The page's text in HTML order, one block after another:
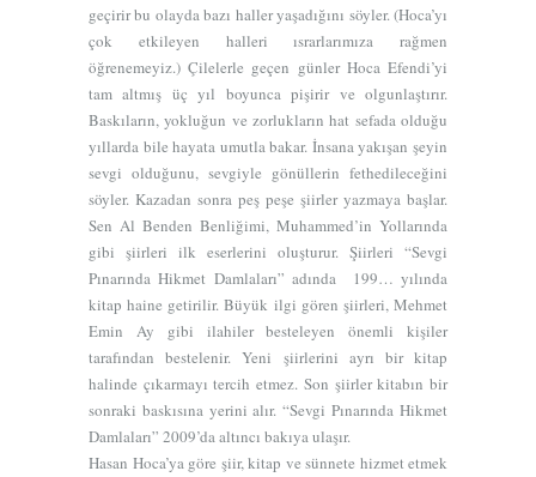
geçirir bu olayda bazı haller yaşadığını söyler. (Hoca’yı
çok etkileyen halleri ısrarlarımıza rağmen
öğrenemeyiz.) Çilelerle geçen günler Hoca Efendi’yi
tam altmış üç yıl boyunca pişirir ve olgunlaştırır.
Baskıların, yokluğun ve zorlukların hat sefada olduğu
yıllarda bile hayata umutla bakar. İnsana yakışan şeyin
sevgi olduğunu, sevgiyle gönüllerin fethedileceğini
söyler. Kazadan sonra peş peşe şiirler yazmaya başlar.
Sen Al Benden Benliğimi, Muhammed’in Yollarında
gibi şiirleri ilk eserlerini oluşturur. Şiirleri “Sevgi
Pınarında Hikmet Damlaları” adında 199… yılında
kitap haine getirilir. Büyük ilgi gören şiirleri, Mehmet
Emin Ay gibi ilahiler besteleyen önemli kişiler
tarafından bestelenir. Yeni şiirlerini ayrı bir kitap
halinde çıkarmayı tercih etmez. Son şiirler kitabın bir
sonraki baskısına yerini alır. “Sevgi Pınarında Hikmet
Damlaları” 2009’da altıncı bakıya ulaşır.
Hasan Hoca’ya göre şiir, kitap ve sünnete hizmet etmek